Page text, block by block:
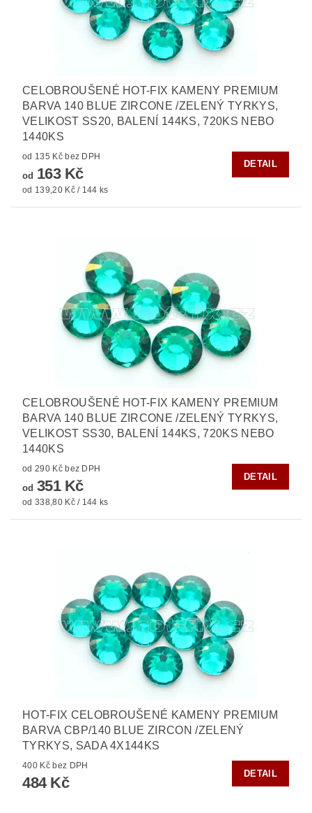
CELOBROUŠENÉ HOT-FIX KAMENY PREMIUM
BARVA 140 BLUE ZIRCONE /ZELENÝ TYRKYS,
VELIKOST SS20, BALENÍ 144KS, 720KS NEBO
1440KS
od 135 Kč bez DPH
od 163 Kč
od 139,20 Kč / 144 ks
DETAIL
CELOBROUŠENÉ HOT-FIX KAMENY PREMIUM
BARVA 140 BLUE ZIRCONE /ZELENÝ TYRKYS,
VELIKOST SS30, BALENÍ 144KS, 720KS NEBO
1440KS
od 290 Kč bez DPH
od 351 Kč
od 338,80 Kč / 144 ks
DETAIL
HOT-FIX CELOBROUŠENÉ KAMENY PREMIUM
BARVA CBP/140 BLUE ZIRCON /ZELENÝ
TYRKYS, SADA 4X144KS
400 Kč bez DPH
484 Kč
DETAIL